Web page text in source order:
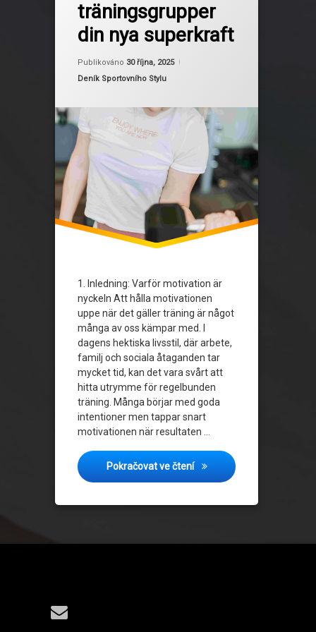
träningsgrupper
din nya superkraft
Publikováno 30 října, 2025
Kategorie:
Deník Sportovního Stylu
1. Inledning: Varför motivation är
nyckeln Att hålla motivationen
uppe när det gäller träning är något
många av oss kämpar med. I
dagens hektiska livsstil, där arbete,
familj och sociala åtaganden tar
mycket tid, kan det vara svårt att
hitta utrymme för regelbunden
träning. Många börjar med goda
intentioner men tappar snart
motivationen när resultaten …
Pokračovat ve čteníHåll motivationen uppe:
motivation för träning
online utmaningar
sociala medier och träning
träningsgemenskap
träningsgrupper
E-mail